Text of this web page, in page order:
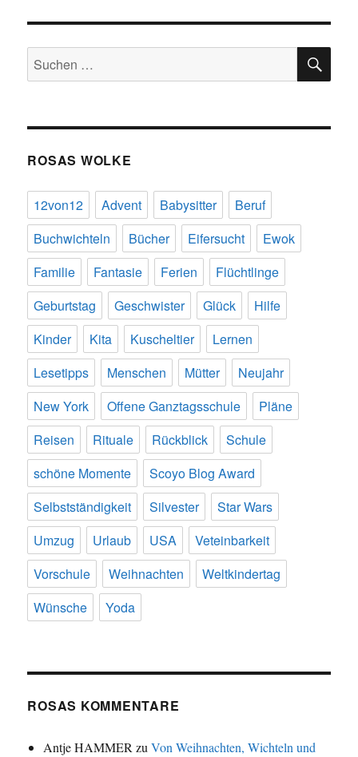
Suchen
nach:
ROSAS WOLKE
12von12 Advent Babysitter
Beruf
Buchwichteln
Bücher Eifersucht
Ewok
Familie
Fantasie Ferien
Flüchtlinge
Geburtstag
Geschwister Glück
Hilfe
Kinder
Kita Kuscheltier
Lernen
Lesetipps
Menschen Mütter
Neujahr
New York
Offene Ganztagsschule
Pläne
Reisen
Rituale Rückblick
Schule
schöne Momente
Scoyo Blog Award
Selbstständigkeit
Silvester
Star Wars
Umzug
Urlaub USA
Veteinbarkeit
Vorschule
Weihnachten
Weltkindertag
Wünsche
Yoda
ROSAS KOMMENTARE
Antje HAMMERzuVon Weihnachten, Wichteln und